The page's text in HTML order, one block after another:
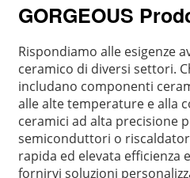
GORGEOUS
Rispondiamo alle esigenze
ceramico di diversi settori.
includano componenti
alle alte temperature e alla
ceramici ad alta precisione
semiconduttori o
rapida ed elevata efficienza
fornirvi soluzioni